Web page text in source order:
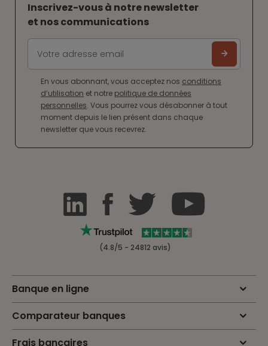
Inscrivez-vous à notre newsletter
et nos communications
En vous abonnant, vous acceptez nos conditions
d’utilisation et notre politique de données
personnelles. Vous pourrez vous désabonner à tout
moment depuis le lien présent dans chaque
newsletter que vous recevrez.
(4.8/5 - 24812 avis)
Banque en ligne
Comparateur banques
Frais bancaires